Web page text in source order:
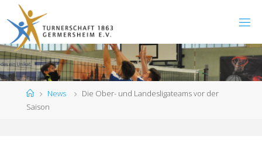
Inhalt
springen
StartNews
Die Ober- und Landesligateams vor der
Saison